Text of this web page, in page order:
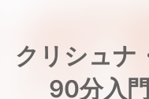
クリシュナ
90分入